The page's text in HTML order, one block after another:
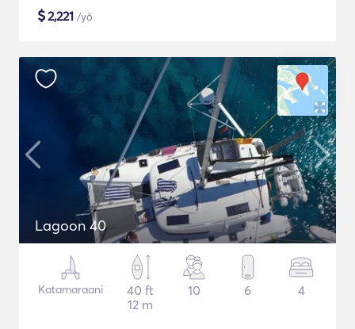
$2,221 /yö
Lagoon 40
Katamaraani
40 ft
12 m
10 6 4